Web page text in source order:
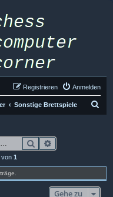
Anmelden
Registrieren
Sonstige Brettspiele
Suche
von 1
Gehe zu